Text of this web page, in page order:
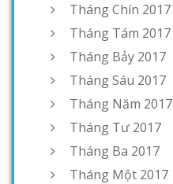
Tháng Chín 2017
Tháng Tám 2017
Tháng Bảy 2017
Tháng Sáu 2017
Tháng Năm 2017
Tháng Tư 2017
Tháng Ba 2017
Tháng Một 2017